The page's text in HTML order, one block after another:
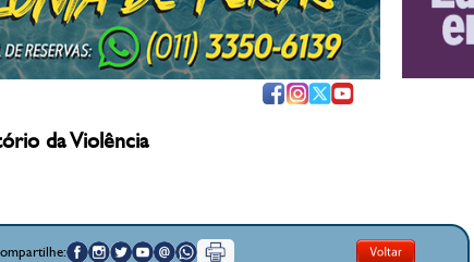
da Violência